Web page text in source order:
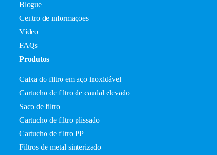
Blogue
Centro de informações
Vídeo
FAQs
Produtos
Caixa do filtro em aço inoxidável
Cartucho de filtro de caudal elevado
Saco de filtro
Cartucho de filtro plissado
Cartucho de filtro PP
Filtros de metal sinterizado